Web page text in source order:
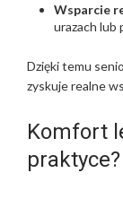
Wsparcie
urazach lub
Dzięki temu
zyskuje realne
Komfort
praktyce?